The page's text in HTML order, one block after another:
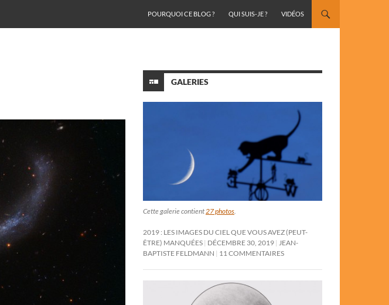
POURQUOI CE BLOG ?
QUI SUIS-JE ? VIDÉOS
GALERIES
Cette galerie contient27 photos.
2019 : LES IMAGES DU CIEL QUE VOUS AVEZ (PEUT-
ÊTRE) MANQUÉES DÉCEMBRE 30, 2019 JEAN-
BAPTISTE FELDMANN
11 COMMENTAIRES